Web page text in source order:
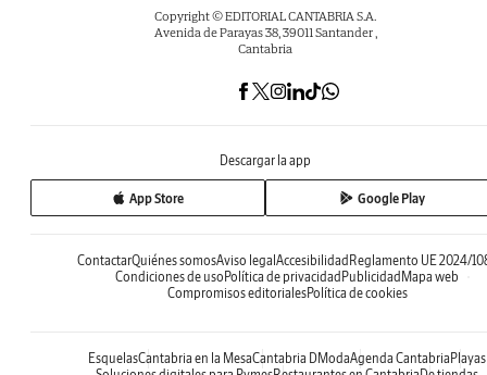
Copyright © EDITORIAL CANTABRIA S.A.
Avenida de Parayas 38, 39011 Santander ,
Cantabria
Descargar la app
App Store Google Play
ContactarQuiénes somosAviso legal Accesibilidad Reglamento UE 2024/
Condiciones de uso Política de privacidad Publicidad Mapa web
Compromisos editorialesPolítica de cookies
EsquelasCantabria en la MesaCantabria DModaAgenda Cantabria Playas